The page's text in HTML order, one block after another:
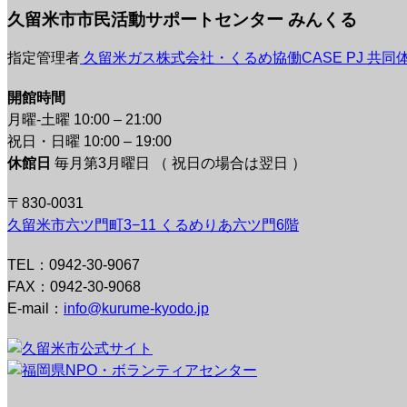
久留米市市民活動サポートセンター みんくる
指定管理者 久留米ガス株式会社・くるめ協働CASE PJ 共同
開館時間
月曜-土曜 10:00 – 21:00
祝日・日曜 10:00 – 19:00
休館日 毎月第3月曜日 （ 祝日の場合は翌日 ）
〒830-0031
久留米市六ツ門町3−11 くるめりあ六ツ門6階
TEL：0942-30-9067
FAX：0942-30-9068
E-mail： info@kurume-kyodo.jp